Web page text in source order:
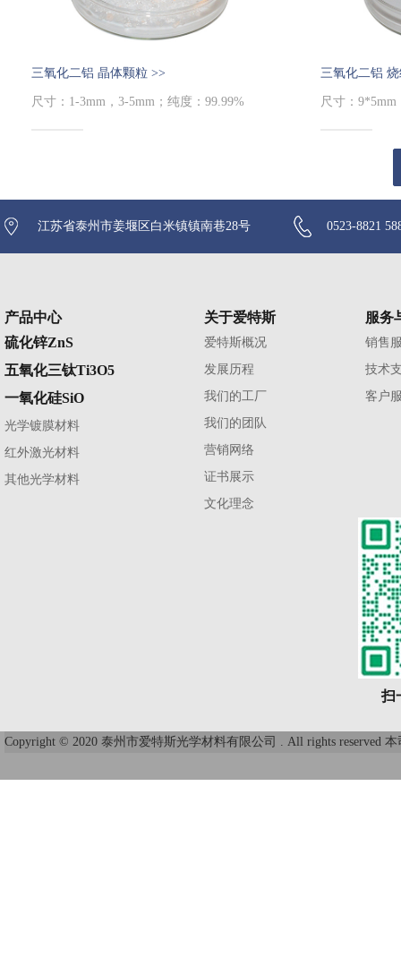
三氧化二铝 晶体颗粒 >>
尺寸：1-3mm，3-5mm；纯度：99.99%
三氧化二铝
江苏省泰州市姜堰区白米镇镇南巷28号 0523-8821
产品中心
硫化锌ZnS
五氧化三钛Ti3O5
一氧化硅SiO
光学镀膜材料
红外激光材料
其他光学材料
关于爱特斯
爱特斯概况
发展历程
我们的工厂
我们的团队
营销网络
证书展示
文化理念
服务
销售
技术
客户
扫
Copyright © 2020 泰州市爱特斯光学材料有限公司 . All rights reserved